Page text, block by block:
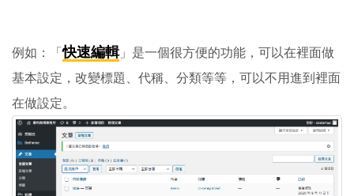
例如：「快速編輯」是一個很方便的功能，可以在裡面做
基本設定，改變標題、代稱、分類等等，可以不用進到裡面
在做設定。